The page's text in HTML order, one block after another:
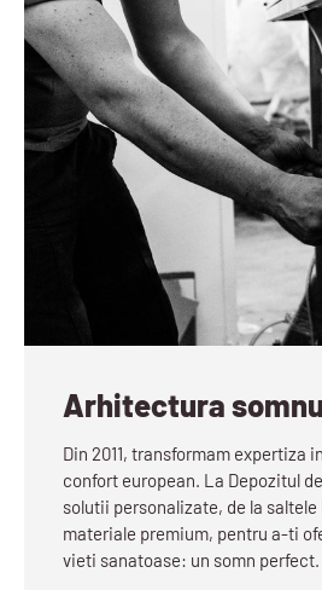
Arhitectura
Din 2011, transformam expertiza
confort european. La Depozitul
solutii personalizate, de la saltele
materiale premium, pentru a-ti
vieti sanatoase: un somn perfect.